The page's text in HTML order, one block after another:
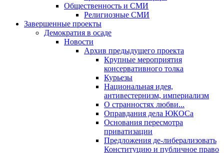
Общественность и СМИ
Религиозные СМИ
Завершенные проекты
Демократия в осаде
Новости
Архив предыдущего проекта
Крупные мероприятия
консервативного толка
Курьезы
Национальная идея,
антивестернизм, империализм
О странностях любви...
Оправдания дела ЮКОСа
Основания пересмотра
приватизации
Предложения де-либерализовать
Конституцию и публичное право